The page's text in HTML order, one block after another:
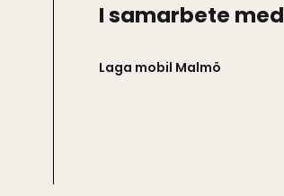
I samarbete med
Laga mobil Malmö